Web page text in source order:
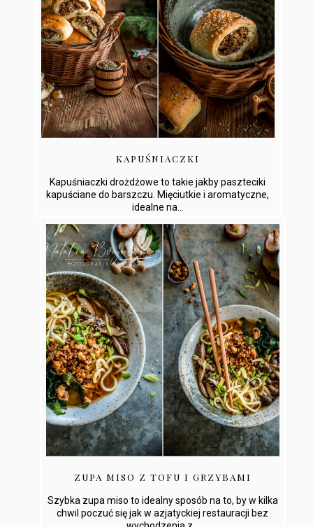
KAPUŚNIACZKI
Kapuśniaczki drożdżowe to takie jakby paszteciki
kapuściane do barszczu. Mięciutkie i aromatyczne,
idealne na...
ZUPA MISO Z TOFU I GRZYBAMI
Szybka zupa miso to idealny sposób na to, by w kilka
chwil poczuć się jak w azjatyckiej restauracji bez